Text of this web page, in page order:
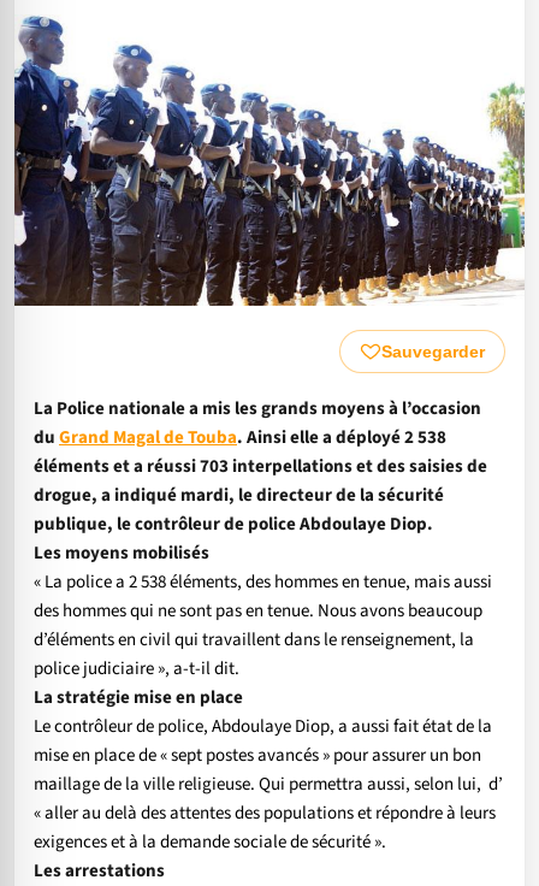
Sauvegarder
La Police nationale a mis les grands moyens à l’occasion
duGrand Magal de Touba. Ainsi elle a déployé 2 538
éléments et a réussi 703 interpellations et des saisies de
drogue, a indiqué mardi, le directeur de la sécurité
publique, le contrôleur de police Abdoulaye Diop.
Les moyens mobilisés
« La police a 2 538 éléments, des hommes en tenue, mais aussi
des hommes qui ne sont pas en tenue. Nous avons beaucoup
d’éléments en civil qui travaillent dans le renseignement, la
police judiciaire », a-t-il dit.
La stratégie mise en place
Le contrôleur de police, Abdoulaye Diop, a aussi fait état de la
mise en place de « sept postes avancés » pour assurer un bon
maillage de la ville religieuse. Qui permettra aussi, selon lui, d’
« aller au delà des attentes des populations et répondre à leurs
exigences et à la demande sociale de sécurité ».
Les arrestations